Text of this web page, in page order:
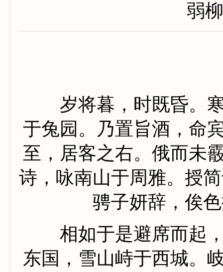
弱
岁将暮，时既昏。寒
于兔园。乃置旨酒，命
至，居客之右。俄而未
诗，咏南山于周雅。授
骋子妍辞，俟
相如于是避席而起，
东国，雪山峙于西城。